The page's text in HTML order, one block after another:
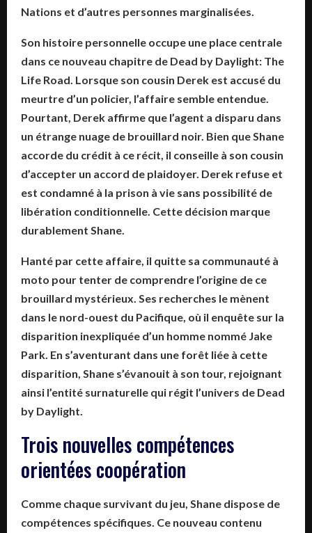
Nations et d’autres personnes marginalisées.
Son histoire personnelle occupe une place centrale
dans ce nouveau chapitre de Dead by Daylight: The
Life Road . Lorsque son cousin Derek est accusé du
meurtre d’un policier, l’affaire semble entendue.
Pourtant, Derek affirme que l’agent a disparu dans
un étrange nuage de brouillard noir. Bien que Shane
accorde du crédit à ce récit, il conseille à son cousin
d’accepter un accord de plaidoyer. Derek refuse et
est condamné à la prison à vie sans possibilité de
libération conditionnelle. Cette décision marque
durablement Shane.
Hanté par cette affaire, il quitte sa communauté à
moto pour tenter de comprendre l’origine de ce
brouillard mystérieux. Ses recherches le mènent
dans le nord-ouest du Pacifique, où il enquête sur la
disparition inexpliquée d’un homme nommé Jake
Park. En s’aventurant dans une forêt liée à cette
disparition, Shane s’évanouit à son tour, rejoignant
ainsi l’entité surnaturelle qui régit l’univers de Dead
by Daylight
Trois nouvelles compétences
orientées coopération
Comme chaque survivant du jeu, Shane dispose de
compétences spécifiques. Ce nouveau contenu